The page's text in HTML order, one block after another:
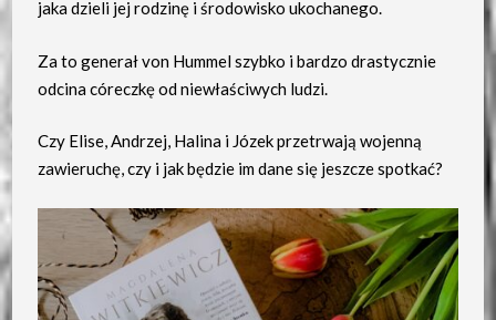
jaka dzieli jej rodzinę i środowisko ukochanego.
Za to generał von Hummel szybko i bardzo drastycznie
odcina córeczkę od niewłaściwych ludzi.
Czy Elise, Andrzej, Halina i Józek przetrwają wojenną
zawieruchę, czy i jak będzie im dane się jeszcze spotkać?